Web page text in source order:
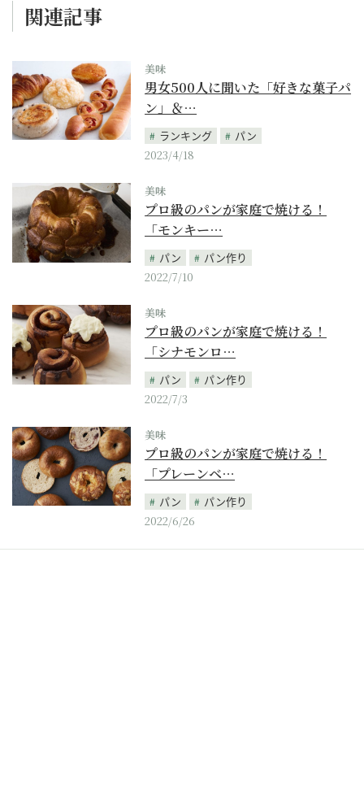
関連記事
美味
男女500人に聞いた「好きな菓子パ
ン」＆…
ランキング
パン
2023/4/18
美味
プロ級のパンが家庭で焼ける！
「モンキー…
パン
パン作り
2022/7/10
美味
プロ級のパンが家庭で焼ける！
「シナモンロ…
パン
パン作り
2022/7/3
美味
プロ級のパンが家庭で焼ける！
「プレーンベ…
パン
パン作り
2022/6/26